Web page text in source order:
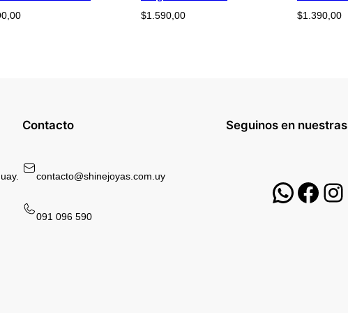
$1.590,00
$1.390,00
Contacto
contacto@shinejoyas.com.uy
091 096 590
Seguinos en
WhatsApp Facebook Instagram